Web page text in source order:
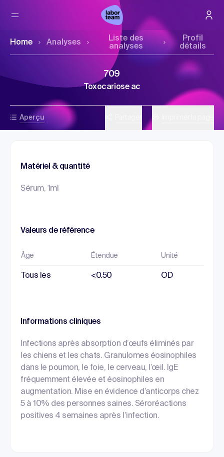
Home Analyses
Liste des
analyses
Profil
détails
Aperçu
709
Toxocariose ac
Matériel & quantité
Sérum, 1ml
Valeurs de référence
Âge Étendue Unité
Tous les <0.50 OD
Informations cliniques
Infections après absorption d’œufs éliminés par
les chiens et les chats. Granulomes éosinophiles
dans le poumon, le foie, le cerveau, l’œil. IgE
fréquemment élevée et éosinophiles en
augmentation. Mise en évidence d’anticorps chez
5 à 10% des personnes saines. Séroréactions
positives 4 semaines après l’infection.